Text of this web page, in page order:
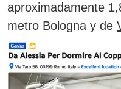
aproximadamente
metro Bologna y de